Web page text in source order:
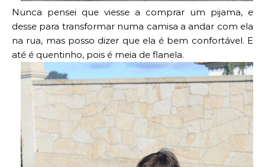
Nunca pensei que viesse a comprar um pijama, e
desse para transformar numa camisa a andar com ela
na rua, mas posso dizer que ela é bem confortável. E
até é quentinho, pois é meia de flanela.